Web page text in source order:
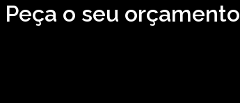
Peça o seu orçamento